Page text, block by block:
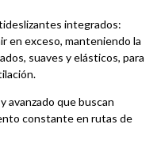
integrados:
en exceso, manteniendo la
suaves y elásticos, para
avanzado que buscan
constante en rutas de